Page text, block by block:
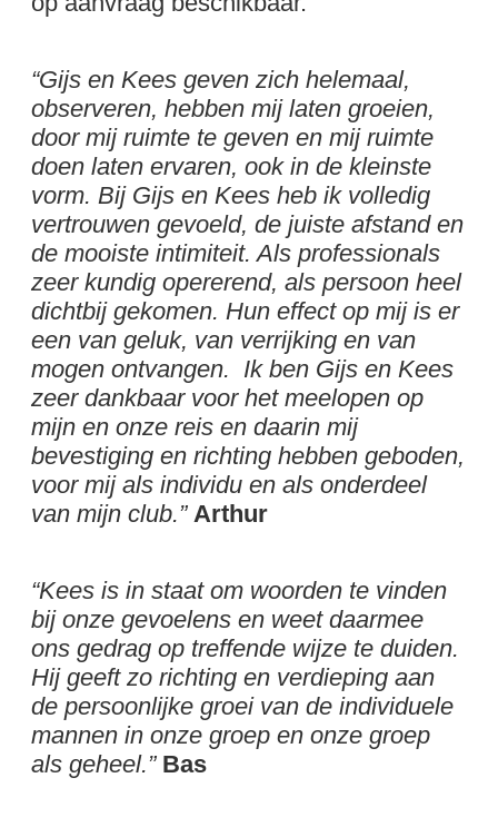
“Gijs en Kees geven zich helemaal,
observeren, hebben mij laten groeien,
door mij ruimte te geven en mij ruimte
doen laten ervaren, ook in de kleinste
vorm. Bij Gijs en Kees heb ik volledig
vertrouwen gevoeld, de juiste afstand en
de mooiste intimiteit. Als professionals
zeer kundig opererend, als persoon heel
dichtbij gekomen. Hun effect op mij is er
een van geluk, van verrijking en van
mogen ontvangen. Ik ben Gijs en Kees
zeer dankbaar voor het meelopen op
mijn en onze reis en daarin mij
bevestiging en richting hebben geboden,
voor mij als individu en als onderdeel
van mijn club.”Arthur
“Kees is in staat om woorden te vinden
bij onze gevoelens en weet daarmee
ons gedrag op treffende wijze te duiden.
Hij geeft zo richting en verdieping aan
de persoonlijke groei van de individuele
mannen in onze groep en onze groep
als geheel.” Bas